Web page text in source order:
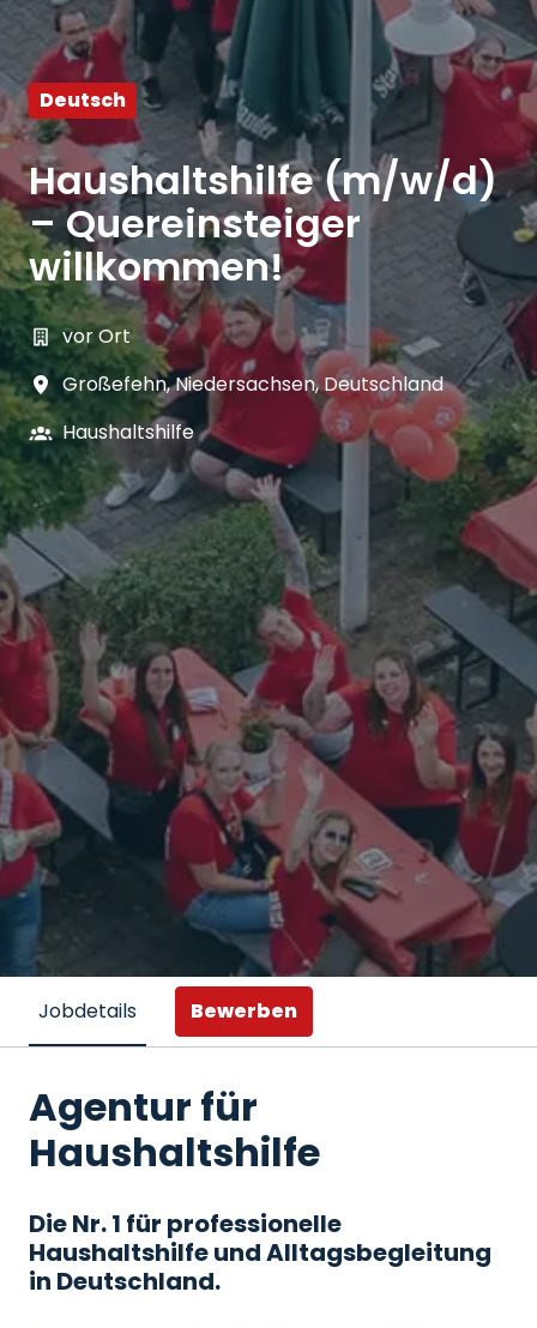
Deutsch
Haushaltshilfe (m/w/d)
– Quereinsteiger
willkommen!
vor Ort
Großefehn,Niedersachsen,Deutschland
Haushaltshilfe
Jobdetails Bewerben
Agentur für
Haushaltshilfe
Die Nr. 1 für professionelle
Haushaltshilfe und Alltagsbegleitung
in Deutschland.